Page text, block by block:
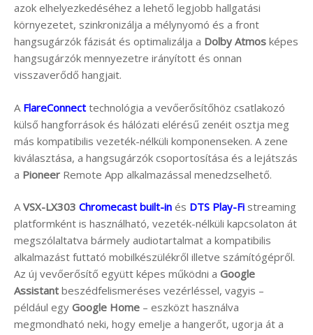
azok elhelyezkedéséhez a lehető legjobb hallgatási
környezetet, szinkronizálja a mélynyomó és a front
hangsugárzók fázisát és optimalizálja a Dolby Atmos képes
hangsugárzók mennyezetre irányított és onnan
visszaverődő hangjait.
A FlareConnect technológia a vevőerősítőhöz csatlakozó
külső hangforrások és hálózati elérésű zenéit osztja meg
más kompatibilis vezeték-nélküli komponenseken. A zene
kiválasztása, a hangsugárzók csoportosítása és a lejátszás
a Pioneer Remote App alkalmazással menedzselhető.
AVSX-LX303 Chromecast built-in és DTS Play-Fi streaming
platformként is használható, vezeték-nélküli kapcsolaton át
megszólaltatva bármely audiotartalmat a kompatibilis
alkalmazást futtató mobilkészülékről illetve számítógépről.
Az új vevőerősítő együtt képes működni a Google
Assistant beszédfelismeréses vezérléssel, vagyis –
például egy Google Home – eszközt használva
megmondható neki, hogy emelje a hangerőt, ugorja át a